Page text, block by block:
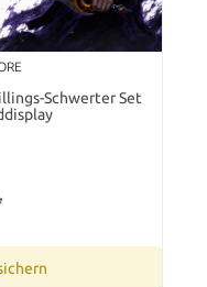
Schwerter Set